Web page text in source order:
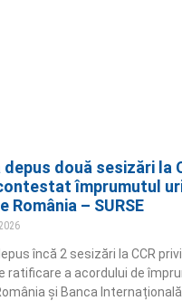
depus două sesizări la
împrumutul
România – SURSE
încă 2 sesizări la CCR
ratificare a acordului de
și Banca Internațională